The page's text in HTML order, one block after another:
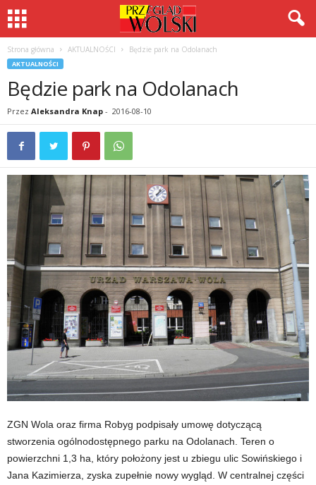
Strona główna AKTUALNOŚCI Będzie park na Odolanach
AKTUALNOŚCI
Będzie park na Odolanach
Przez Aleksandra Knap - 2016-08-10
ZGN Wola oraz firma Robyg podpisały umowę dotyczącą
stworzenia ogólnodostępnego parku na Odolanach. Teren o
powierzchni 1,3 ha, który położony jest u zbiegu ulic Sowińskiego i
Jana Kazimierza, zyska zupełnie nowy wygląd. W centralnej części